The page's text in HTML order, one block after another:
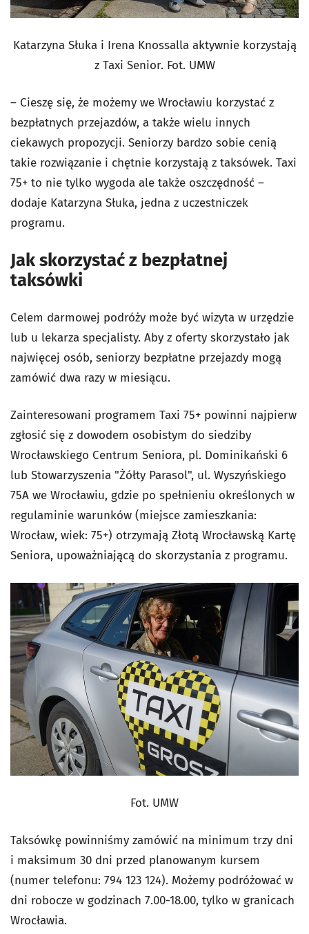
Katarzyna Słuka i Irena Knossalla aktywnie korzystają
z Taxi Senior. Fot. UMW
– Cieszę się, że możemy we Wrocławiu korzystać z
bezpłatnych przejazdów, a także wielu innych
ciekawych propozycji. Seniorzy bardzo sobie cenią
takie rozwiązanie i chętnie korzystają z taksówek. Taxi
75+ to nie tylko wygoda ale także oszczędność –
dodaje Katarzyna Słuka, jedna z uczestniczek
programu.
Jak skorzystać z bezpłatnej
taksówki
Celem darmowej podróży może być wizyta w urzędzie
lub u lekarza specjalisty. Aby z oferty skorzystało jak
najwięcej osób, seniorzy bezpłatne przejazdy mogą
zamówić dwa razy w miesiącu.
Zainteresowani programem Taxi 75+ powinni najpierw
zgłosić się z dowodem osobistym do siedziby
Wrocławskiego Centrum Seniora, pl. Dominikański 6
lub Stowarzyszenia "Żółty Parasol", ul. Wyszyńskiego
75A we Wrocławiu, gdzie po spełnieniu określonych w
regulaminie warunków (miejsce zamieszkania:
Wrocław, wiek: 75+) otrzymają Złotą Wrocławską Kartę
Seniora, upoważniającą do skorzystania z programu.
Fot. UMW
Taksówkę powinniśmy zamówić na minimum trzy dni
i maksimum 30 dni przed planowanym kursem
(numer telefonu: 794 123 124). Możemy podróżować w
dni robocze w godzinach 7.00-18.00, tylko w granicach
Wrocławia.